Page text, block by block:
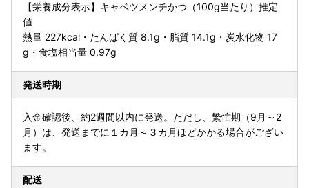
【栄養成分表示】キャベツメンチかつ（100g当たり）推定
値
熱量 227kcal・たんぱく質 8.1g・脂質 14.1g・炭水化物 17
g・食塩相当量 0.97g
発送時期
入金確認後、約2週間以内に発送。ただし、繁忙期（9月～2
月）は、発送までに１カ月～３カ月ほどかかる場合がござい
ます。
配送